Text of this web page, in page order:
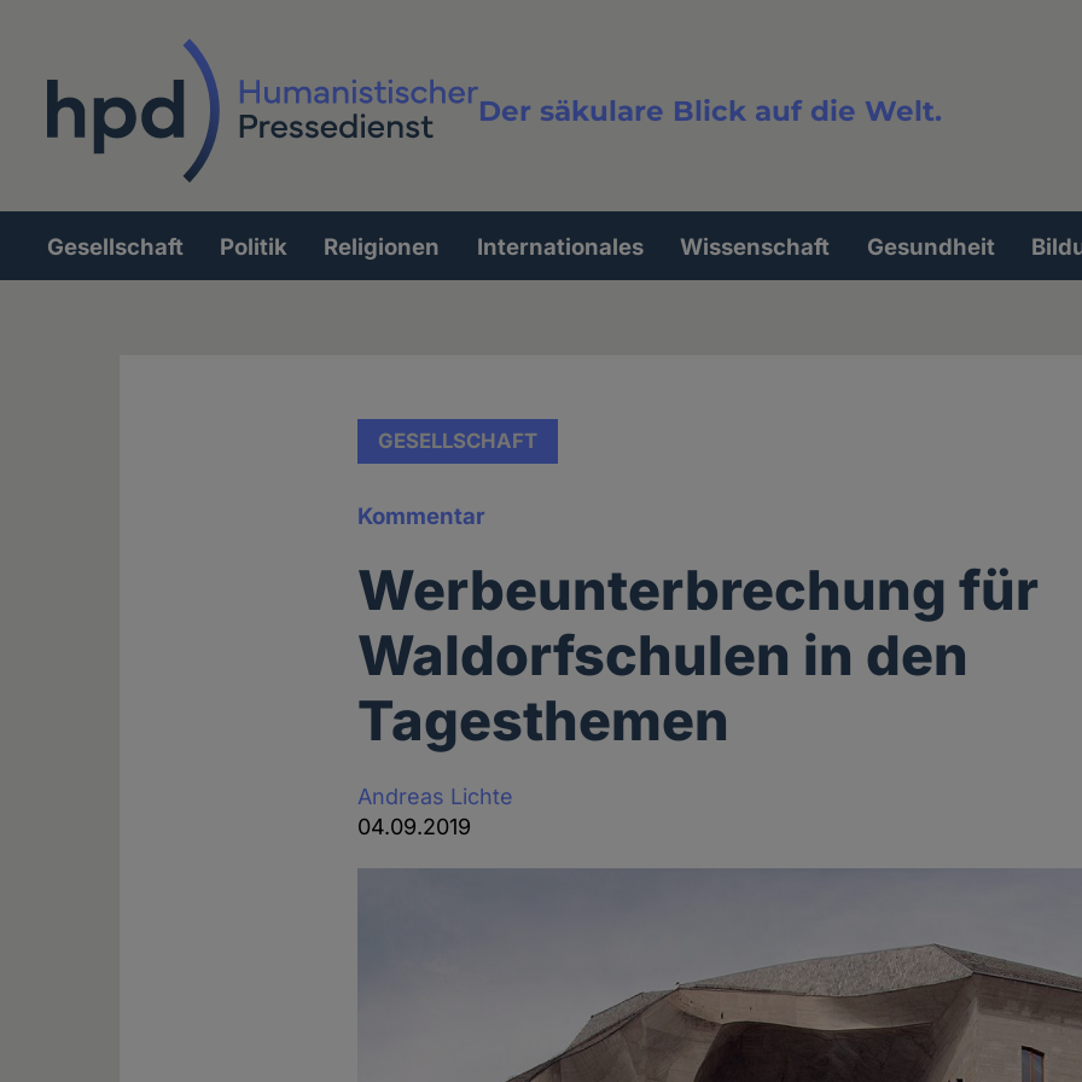
Der säkulare Blick auf die Welt.
Volltextsuche
Hauptnavigation
Gesellschaft Politik Religionen Internationales Wissenschaft Gesundheit
GESELLSCHAFT
Kommentar
Werbeunterbrechung für
Waldorfschulen in den
Tagesthemen
Andreas Lichte
04.09.2019